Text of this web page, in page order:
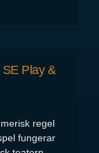
Play &
regel
fungerar